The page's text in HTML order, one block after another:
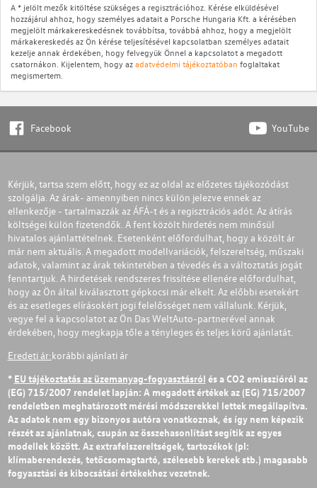
A * jelölt mezők kitöltése szükséges a regisztrációhoz. Kérése elküldésével
hozzájárul ahhoz, hogy személyes adatait a Porsche Hungaria Kft. a kérésében
megjelölt márkakereskedésnek továbbítsa, továbbá ahhoz, hogy a megjelölt
márkakereskedés az Ön kérése teljesítésével kapcsolatban személyes adatait
kezelje annak érdekében, hogy felvegyük Önnel a kapcsolatot a megadott
csatornákon. Kijelentem, hogy azadatvédelmi tájékoztatóban foglaltakat
megismertem.
Facebook YouTube
Kérjük, tartsa szem előtt, hogy ez az oldal az előzetes tájékozódást
szolgálja. Az árak- amennyiben nincs külön jelezve ennek az
ellenkezője - tartalmazzák az ÁFÁ-t és a regisztrációs adót. Az átírás
költségei külön fizetendők. A fent közölt hirdetés nem minősül
hivatalos ajánlattételnek. Esetenként előfordulhat, hogy a közölt ár
már nem aktuális. A megadott modellvariációk, felszereltség, műszaki
adatok, valamint az árak tekintetében a tévedés és a változtatás jogát
fenntartjuk. A hirdetések rendszeres frissítése ellenére előfordulhat,
hogy az Ön által kiválasztott gépkocsi már elkelt. Az előbbi esetekért
és az esetleges elírásokért jogi felelősséget nem vállalunk. Kérjük,
vegye fel a kapcsolatot az Ön Das WeltAuto-partnerével annak
érdekében, hogy megkapja tőle a tényleges és teljes körű ajánlatát.
Eredeti ár:korábbi ajánlati ár
* EU tájékoztatás az üzemanyag-fogyasztásról és a CO2 emisszióról az
(EG) 715/2007 rendelet lapján: A megadott értékek az (EG) 715/2007
rendeletben meghatározott mérési módszerekkel lettek megállapítva.
Az adatok nem egy bizonyos autóra vonatkoznak, és így nem képezik
részét az ajánlatnak, csupán az összehasonlítást segítik az egyes
modellek között. Az extrafelszereltségek, tartozékok (pl:
klímaberendezés, tetőcsomagtartó, szélesebb kerekek stb.) magasabb
fogyasztási és kibocsátási értékekhez vezetnek.